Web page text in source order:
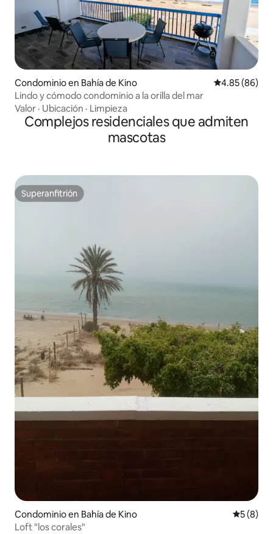
Condominio en Bahía de Kino Calificación
4.85 (86)
Lindo y cómodo condominio a la orilla del mar
Valor · Ubicación · Limpieza
Complejos residenciales que admiten
mascotas
Superanfitrión
Superanfitrión
Condominio en Bahía de Kino
5 (8)
Loft "los corales"